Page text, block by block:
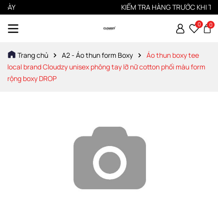
KIỂM TRA HÀNG TRƯỚC KHI
0 0
Trang chủ A2 - Áo thun form Boxy
Áo thun boxy tee
local brand Cloudzy unisex phông tay lỡ nữ cotton phối màu form
rộng boxy DROP